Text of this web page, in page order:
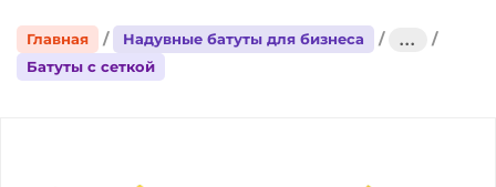
Главная Надувные батуты для бизнеса
...
Батуты с сеткой